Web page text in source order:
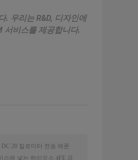
. 우리는 R&D, 디자인에
서비스를 제공합니다.